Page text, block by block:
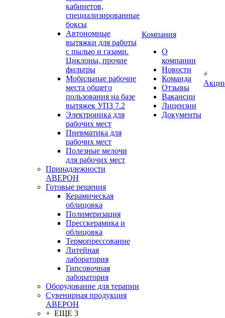
кабинетов,
специализированные
боксы
Автономные
вытяжки для работы
с пылью и газами.
Циклоны, прочие
фильтры
Мобильные рабочие
места общего
пользования на базе
вытяжек УПЗ 7.2
Электроника для
рабочих мест
Пневматика для
рабочих мест
Полезные мелочи
для рабочих мест
Принадлежности
АВЕРОН
Готовые решения
Керамическая
облицовка
Полимеризация
Пресскерамика и
облицовка
Термопрессование
Литейная
лаборатория
Гипсовочная
лаборатория
Оборудование для терапии
Сувенирная продукция
АВЕРОН
+ ЕЩЕ 3
Компания
О
компании
Новости
Команда
Отзывы
Вакансии
Лицензии
Документы